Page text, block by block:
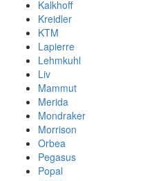
Kalkhoff
Kreidler
KTM
Lapierre
Lehmkuhl
Liv
Mammut
Merida
Mondraker
Morrison
Orbea
Pegasus
Popal